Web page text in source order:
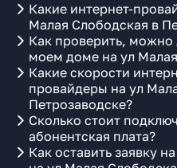
Какие интернет-
Малая Слободская в
Как проверить, можно
моем доме на ул
Какие скорости
провайдеры на ул
Петрозаводске?
Сколько стоит
абонентская плата?
Как оставить заявку